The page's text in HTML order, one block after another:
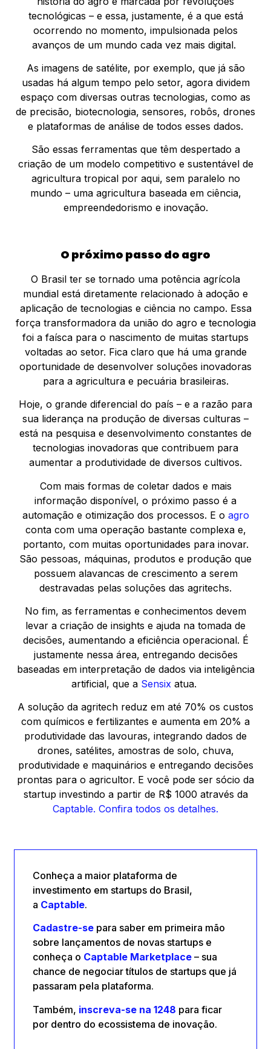
tecnológicas – e essa, justamente, é a que está
ocorrendo no momento, impulsionada pelos
avanços de um mundo cada vez mais digital.
As imagens de satélite, por exemplo, que já são
usadas há algum tempo pelo setor, agora dividem
espaço com diversas outras tecnologias, como as
de precisão, biotecnologia, sensores, robôs, drones
e plataformas de análise de todos esses dados.
São essas ferramentas que têm despertado a
criação de um modelo competitivo e sustentável de
agricultura tropical por aqui, sem paralelo no
mundo – uma agricultura baseada em ciência,
empreendedorismo e inovação.
O próximo passo do agro
O Brasil ter se tornado uma potência agrícola
mundial está diretamente relacionado à adoção e
aplicação de tecnologias e ciência no campo. Essa
força transformadora da união do agro e tecnologia
foi a faísca para o nascimento de muitas startups
voltadas ao setor. Fica claro que há uma grande
oportunidade de desenvolver soluções inovadoras
para a agricultura e pecuária brasileiras.
Hoje, o grande diferencial do país – e a razão para
sua liderança na produção de diversas culturas –
está na pesquisa e desenvolvimento constantes de
tecnologias inovadoras que contribuem para
aumentar a produtividade de diversos cultivos.
Com mais formas de coletar dados e mais
informação disponível, o próximo passo é a
automação e otimização dos processos. E o agro
conta com uma operação bastante complexa e,
portanto, com muitas oportunidades para inovar.
São pessoas, máquinas, produtos e produção que
possuem alavancas de crescimento a serem
destravadas pelas soluções das agritechs.
No fim, as ferramentas e conhecimentos devem
levar a criação de insights e ajuda na tomada de
decisões, aumentando a eficiência operacional. É
justamente nessa área, entregando decisões
baseadas em interpretação de dados via inteligência
artificial, que a Sensix atua.
A solução da agritech reduz em até 70% os custos
com químicos e fertilizantes e aumenta em 20% a
produtividade das lavouras, integrando dados de
drones, satélites, amostras de solo, chuva,
produtividade e maquinários e entregando decisões
prontas para o agricultor. E você pode ser sócio da
startup investindo a partir de R$ 1000 através da
Captable. Confira todos os detalhes.
Conheça a maior plataforma de
investimento em startups do Brasil,
a Captable.
Cadastre-se para saber em primeira mão
sobre lançamentos de novas startups e
conheça o Captable Marketplace – sua
chance de negociar títulos de startups que já
passaram pela plataforma.
Também, inscreva-se na 1248 para ficar
por dentro do ecossistema de inovação.